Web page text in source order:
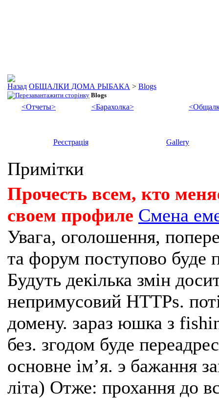
ОБЩАЛКИ ДОМА РЫБАКА > Blogs
Blogs
<Отчеты> <Барахолка>
Реєстрація Gallery
Примітки
Прочесть всем, кто
своем профиле Смена
Увага, оголошення,
та форум поступово буде
Будуть декілька змін
непримусовий HTTPs.
домену. зараз юшка з
без. згодом буде
основне імʼя. э бажання
літа) Отже: прохання до